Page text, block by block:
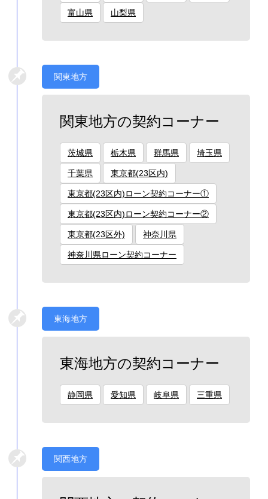
富山県 山梨県
関東地方
関東地方の契約コーナー
茨城県 栃木県 群馬県 埼玉県
千葉県 東京都(23区内)
東京都(23区内)ローン契約コーナー①
東京都(23区内)ローン契約コーナー②
東京都(23区外) 神奈川県
神奈川県ローン契約コーナー
東海地方
東海地方の契約コーナー
静岡県 愛知県 岐阜県 三重県
関西地方